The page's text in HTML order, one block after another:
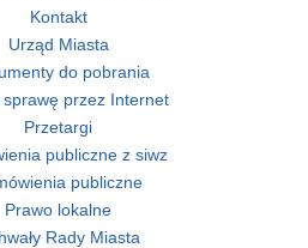
Kontakt
Urząd Miasta
do pobrania
sprawę przez Internet
Przetargi
publiczne z siwz
publiczne
Prawo lokalne
Rady Miasta